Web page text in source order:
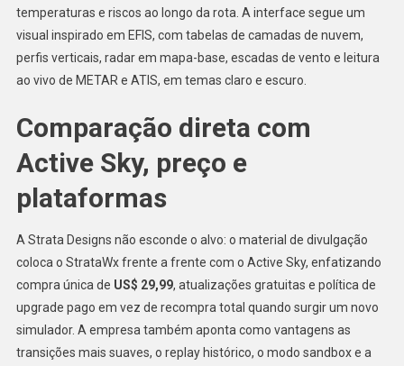
temperaturas e riscos ao longo da rota. A interface segue um
visual inspirado em EFIS, com tabelas de camadas de nuvem,
perfis verticais, radar em mapa-base, escadas de vento e leitura
ao vivo de METAR e ATIS, em temas claro e escuro.
Comparação direta com
Active Sky, preço e
plataformas
A Strata Designs não esconde o alvo: o material de divulgação
coloca o StrataWx frente a frente com o Active Sky, enfatizando
compra única de US$ 29,99, atualizações gratuitas e política de
upgrade pago em vez de recompra total quando surgir um novo
simulador. A empresa também aponta como vantagens as
transições mais suaves, o replay histórico, o modo sandbox e a